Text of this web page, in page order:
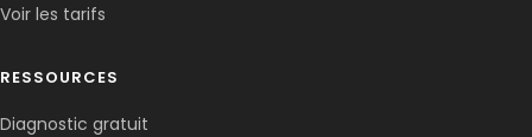
Voir les tarifs
RESSOURCES
Diagnostic gratuit